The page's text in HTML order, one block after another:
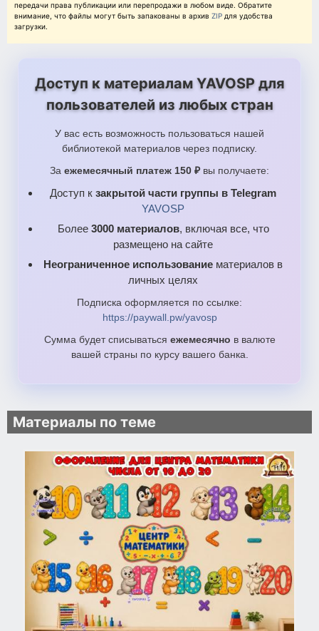
передачи права публикации или перепродажи в любом виде. Обратите
внимание, что файлы могут быть запакованы в архив ZIP для удобства
загрузки.
Доступ к материалам YAVOSP для
пользователей из любых стран
У вас есть возможность пользоваться нашей
библиотекой материалов через подписку.
За ежемесячный платеж 150 ₽ вы получаете:
Доступ к закрытой части группы в Telegram
YAVOSP
Более 3000 материалов, включая все, что
размещено на сайте
Неограниченное использование материалов в
личных целях
Подписка оформляется по ссылке:
https://paywall.pw/yavosp
Сумма будет списываться ежемесячно в валюте
вашей страны по курсу вашего банка.
Материалы по теме